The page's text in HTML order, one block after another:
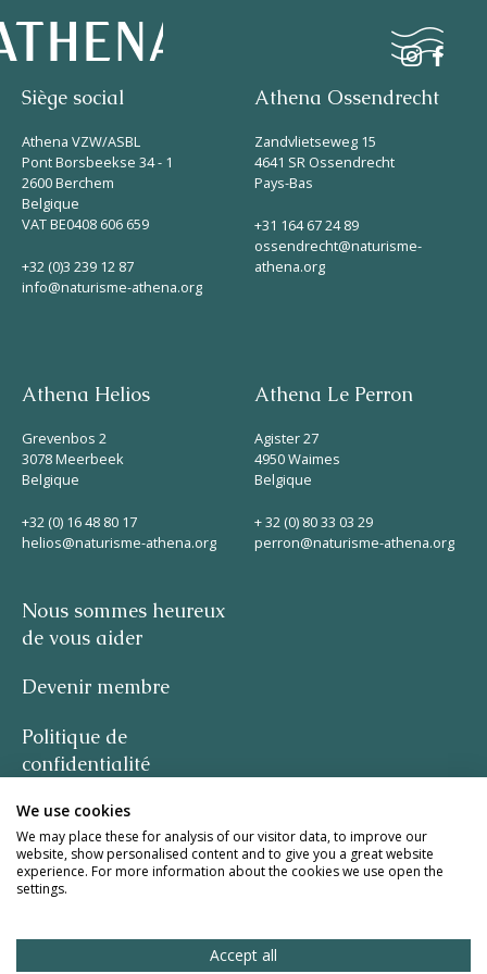
Naturisme
Communauté
Calendrier
Parcs
Ossendrecht
Le Perron
Helios
Apple App Store
Siège social
Athena VZW/ASBL
Pont Borsbeekse 34 - 1
2600 Berchem
Belgique
VAT BE0408 606 659
+32 (0)3 239 12 87
info@naturisme-athena.org
Athena Ossendrecht
Zandvlietseweg 15
4641 SR Ossendrecht
Pays-Bas
+31 164 67 24 89
ossendrecht@naturisme-
athena.org
Athena Helios
Grevenbos 2
3078 Meerbeek
Belgique
+32 (0) 16 48 80 17
helios@naturisme-athena.org
Athena Le Perron
Agister 27
4950 Waimes
Belgique
+ 32 (0) 80 33 03 29
perron@naturisme-athena.org
Nous sommes heureux
de vous aider
Devenir membre
Politique de
confidentialité
-
citation de Rosie Haine
We use cookies
We may place these for analysis of our visitor data, to improve our
website, show personalised content and to give you a great website
experience. For more information about the cookies we use open the
settings.
Accept all